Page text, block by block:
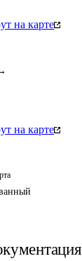
на карте
на карте